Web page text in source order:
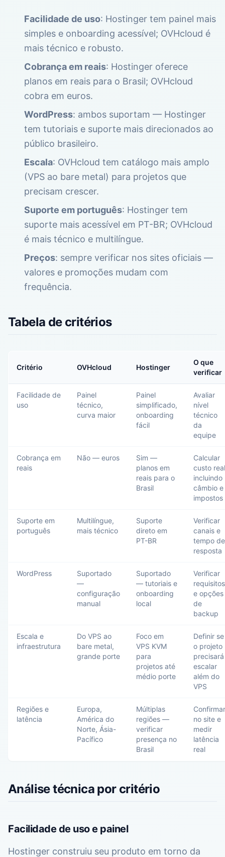
Facilidade de uso: Hostinger tem painel mais
simples e onboarding acessível; OVHcloud é
mais técnico e robusto.
Cobrança em reais: Hostinger oferece
planos em reais para o Brasil; OVHcloud
cobra em euros.
WordPress: ambos suportam — Hostinger
tem tutoriais e suporte mais direcionados ao
público brasileiro.
Escala: OVHcloud tem catálogo mais amplo
(VPS ao bare metal) para projetos que
precisam crescer.
Suporte em português: Hostinger tem
suporte mais acessível em PT-BR; OVHcloud
é mais técnico e multilíngue.
Preços: sempre verificar nos sites oficiais —
valores e promoções mudam com
frequência.
Tabela de critérios
Critério OVHcloud Hostinger
O que
verificar
Facilidade de
uso
Painel
técnico,
curva maior
Painel
simplificado,
onboarding
fácil
Avaliar
nível
técnico
da
equipe
Cobrança em
reais
Não — euros
Sim —
planos em
reais para o
Brasil
Calcular
custo real
incluindo
câmbio e
impostos
Suporte em
português
Multilíngue,
mais técnico
Suporte
direto em
PT-BR
Verificar
canais e
tempo de
resposta
WordPress
Suportado
—
configuração
manual
Suportado
— tutoriais e
onboarding
local
Verificar
requisitos
e opções
de
backup
Escala e
infraestrutura
Do VPS ao
bare metal,
grande porte
Foco em
VPS KVM
para
projetos até
médio porte
Definir se
o projeto
precisará
escalar
além do
VPS
Regiões e
latência
Europa,
América do
Norte, Ásia-
Pacífico
Múltiplas
regiões —
verificar
presença no
Brasil
Confirmar
no site e
medir
latência
real
Análise técnica por critério
Facilidade de uso e painel
Hostinger construiu seu produto em torno da